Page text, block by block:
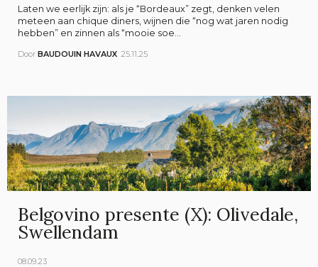
Laten we eerlijk zijn: als je “Bordeaux” zegt, denken velen
meteen aan chique diners, wijnen die “nog wat jaren nodig
hebben” en zinnen als “mooie soe...
Door BAUDOUIN HAVAUX 25.11.25
Belgovino presente (X): Olivedale,
Swellendam
08.09.23